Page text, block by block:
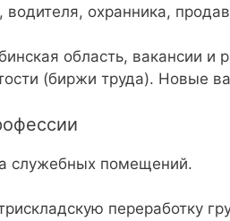
водителя, охранника,
служебных помещений.
переработку